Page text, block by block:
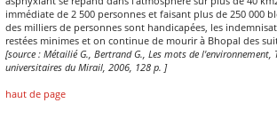
immédiate de 2 500 personnes et faisant plus de 250 000
des milliers de personnes sont handicapées, les
restées minimes et on continue de mourir à Bhopal des
[source : Métailié G., Bertrand G., Les mots de l'environnement,
universitaires du Mirail, 2006, 128 p. ]
haut de page